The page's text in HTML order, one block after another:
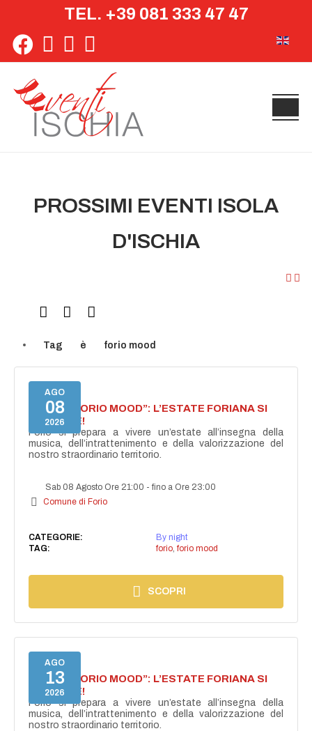
TEL. +39 081 333 47 47
PROSSIMI EVENTI ISOLA
D'ISCHIA
Tag è forio mood
AGO
08
2026
NASCE “FORIO MOOD”: L’ESTATE FORIANA SI
ACCENDE!
Forio si prepara a vivere un’estate all’insegna della
musica, dell’intrattenimento e della valorizzazione del
nostro straordinario territorio.
Sab 08 Agosto Ore 21:00 -fino a Ore 23:00
Comune di Forio
CATEGORIE:
By night
TAG:
forio, forio mood
SCOPRI
AGO
13
2026
NASCE “FORIO MOOD”: L’ESTATE FORIANA SI
ACCENDE!
Forio si prepara a vivere un’estate all’insegna della
musica, dell’intrattenimento e della valorizzazione del
nostro straordinario territorio.